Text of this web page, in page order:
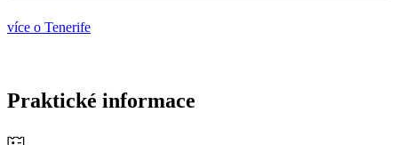
více o Tenerife
Praktické informace